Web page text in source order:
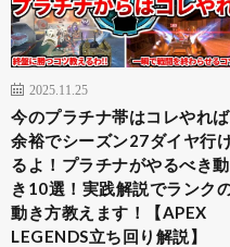
2025.11.25
今のプラチナ帯はコレやれば
余裕でシーズン27ダイヤ行
るよ！プラチナがやるべき動
き10選！実践解説でランク
動き方教えます！【APEX
LEGENDS立ち回り解説】